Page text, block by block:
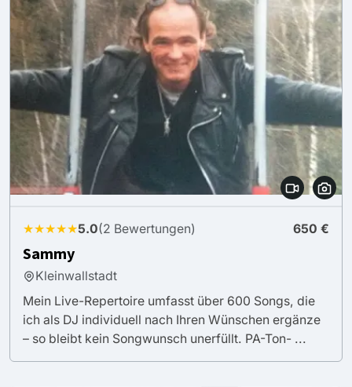
★★★★★5.0(2 Bewertungen) 650 €
Sammy
Kleinwallstadt
Mein Live-Repertoire umfasst über 600 Songs, die
ich als DJ individuell nach Ihren Wünschen ergänze
– so bleibt kein Songwunsch unerfüllt. PA-Ton- ...